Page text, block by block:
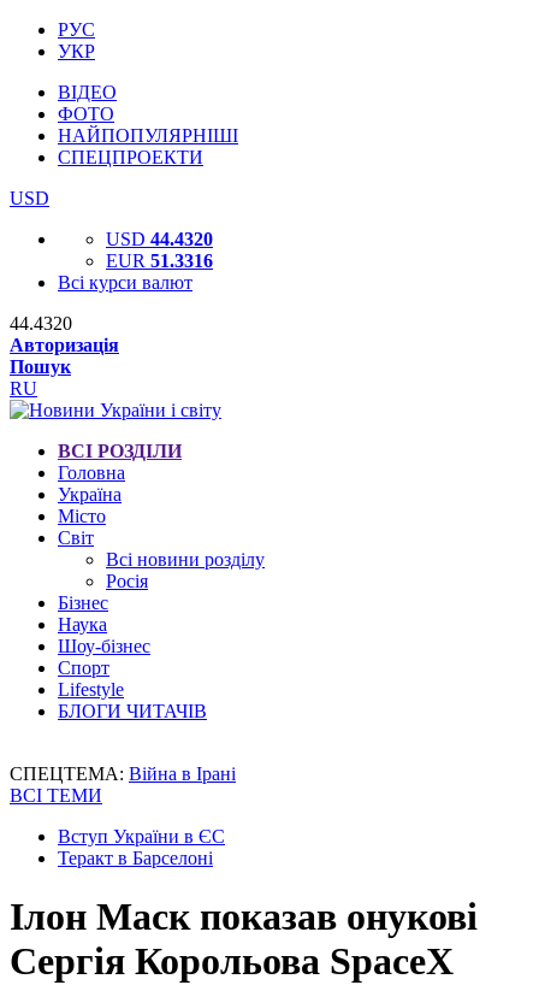
РУС
УКР
ВІДЕО
ФОТО
НАЙПОПУЛЯРНІШІ
СПЕЦПРОЕКТИ
USD
USD 44.4320
EUR 51.3316
Всі курси валют
44.4320
Авторизація
Пошук
RU
ВСІ РОЗДІЛИ
Головна
Україна
Місто
Світ
Всі новини розділу
Росія
Бізнес
Наука
Шоу-бізнес
Спорт
Lifestyle
БЛОГИ ЧИТАЧІВ
СПЕЦТЕМА: Війна в Ірані
ВСІ ТЕМИ
Вступ України в ЄС
Теракт в Барселоні
Ілон Маск показав онукові
Сергія Корольова SpaceX